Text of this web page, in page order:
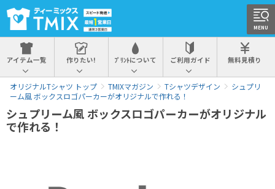
アイテム一覧 作りたい! ﾌﾟﾘﾝﾄについて ご利用ガイド 無料見積り
オリジナルTシャツ トップ TMIXマガジン Tシャツデザイン
シュプリ
ーム風 ボックスロゴパーカーがオリジナルで作れる！
シュプリーム風 ボックスロゴパーカーがオリジナル
で作れる！
MENU